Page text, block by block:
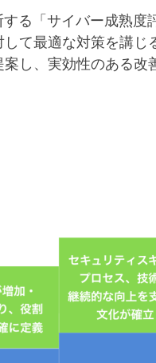
る「サイバー成熟度
て最適な対策を講じ
し、実効性のある改